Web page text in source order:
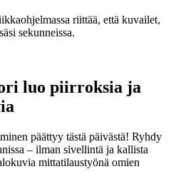
riittää, että kuvailet,
sekunneissa.
luo piirroksia ja
päättyy tästä päivästä! Ryhdy
– ilman sivellintä ja kallista
mittatilaustyönä omien